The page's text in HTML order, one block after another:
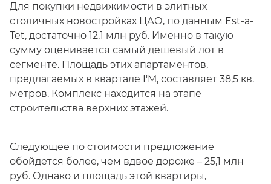
Для покупки недвижимости в элитных
столичных новостройках ЦАО, по данным Est-a-
Tet, достаточно 12,1 млн руб. Именно в такую
сумму оценивается самый дешевый лот в
сегменте. Площадь этих апартаментов,
предлагаемых в квартале I'M, составляет 38,5 кв.
метров. Комплекс находится на этапе
строительства верхних этажей.
Следующее по стоимости предложение
обойдется более, чем вдвое дороже – 25,1 млн
руб. Однако и площадь этой квартиры,